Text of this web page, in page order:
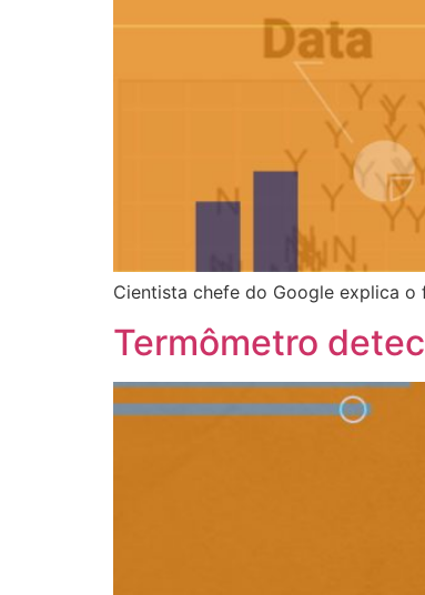
Cientista chefe do Google explica
Termômetro